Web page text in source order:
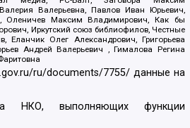
Валерьевна, Павлов Иван Юрьевич,
Оленичев Максим Владимирович, Как бы
Иркутский союз библиофилов, Честные
Еланчик Олег Александрович, Григорьева
Андрей Валерьевич , Гималова Регина
ru/documents/7755/ данные на
НКО, выполняющих функции